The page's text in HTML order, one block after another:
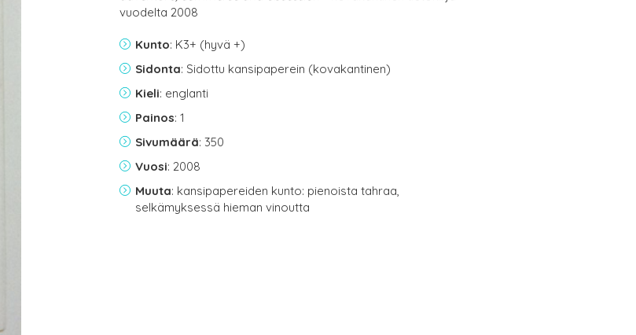
vuodelta 2008
Kunto: K3+ (hyvä +)
Sidonta: Sidottu kansipaperein (kovakantinen)
Kieli: englanti
Painos: 1
Sivumäärä: 350
Vuosi: 2008
Muuta: kansipapereiden kunto: pienoista tahraa,
selkämyksessä hieman vinoutta